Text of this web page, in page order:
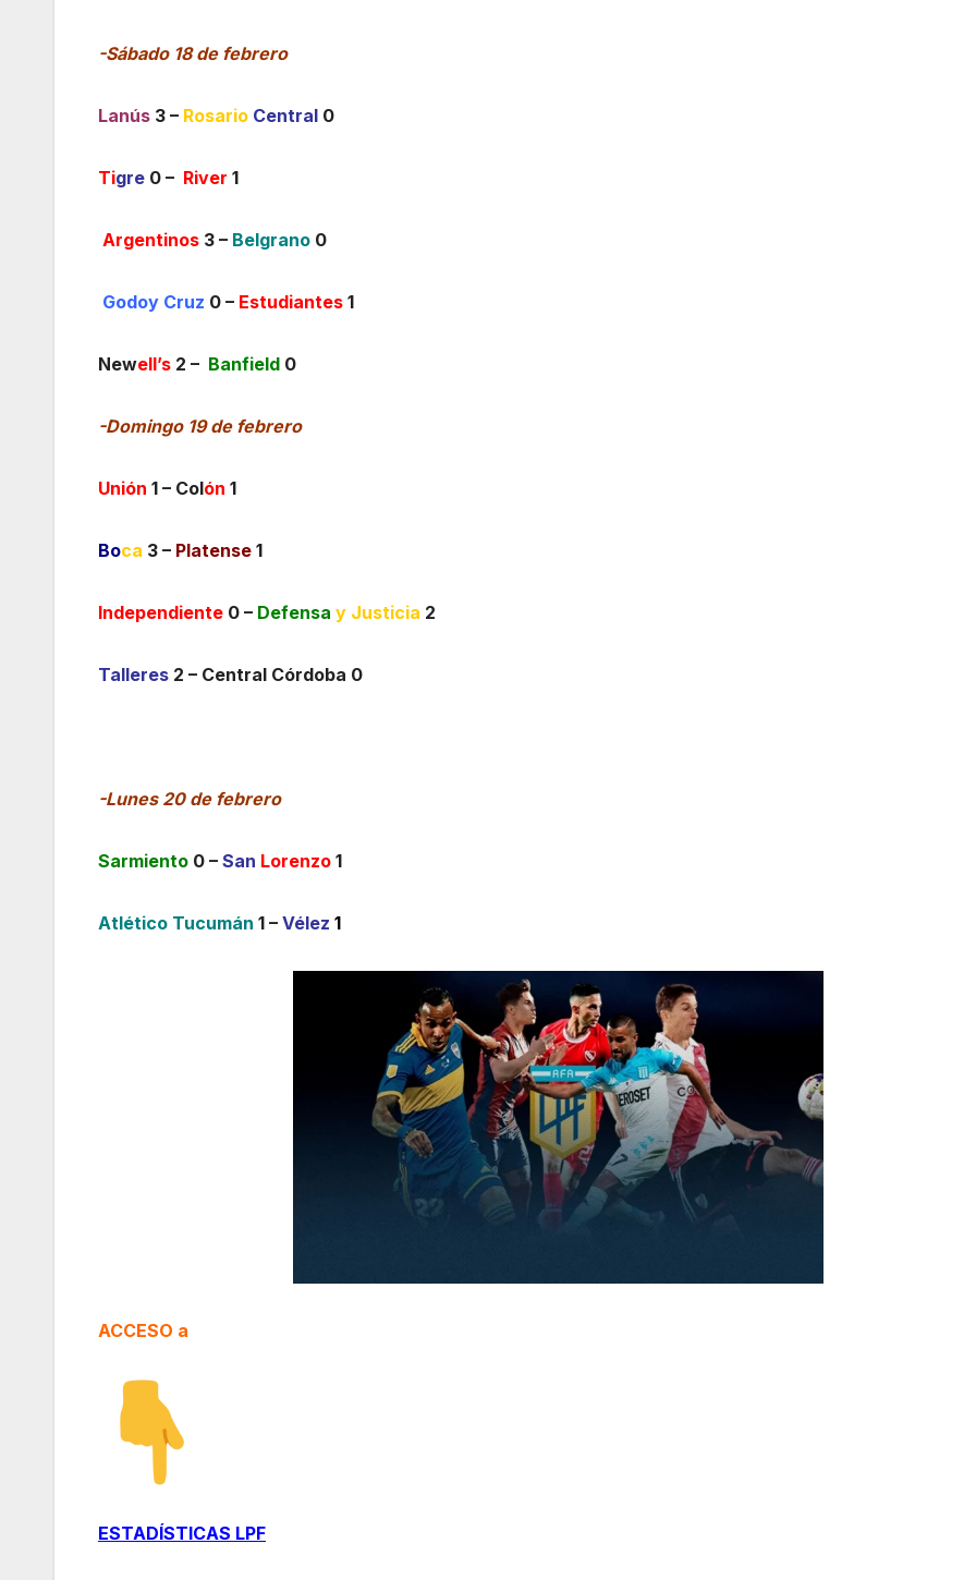
-Sábado 18 de febrero
Lanús 3 – Rosario Central 0
Tigre 0 – River 1
Argentinos 3 – Belgrano 0
Godoy Cruz 0 – Estudiantes 1
Newell’s 2 – Banfield 0
-Domingo 19 de febrero
Unión 1 – Colón 1
Boca 3 – Platense 1
Independiente 0 – Defensa y Justicia 2
Talleres 2 – Central Córdoba 0
-Lunes 20 de febrero
Sarmiento 0 – San Lorenzo 1
Atlético Tucumán 1 – Vélez 1
ACCESO a
ESTADÍSTICAS LPF